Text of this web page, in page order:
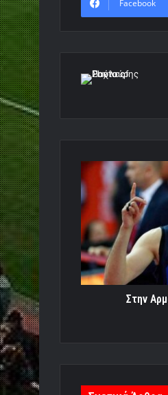
Facebook
Στην
Αρμάνι
Μιλάνο
ο
Μίροτιτς
Στην